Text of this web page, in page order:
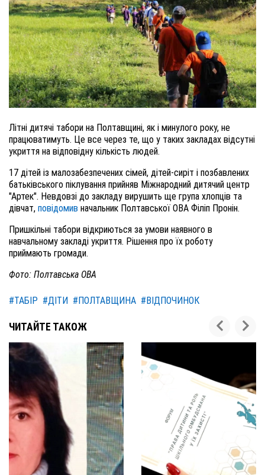
Літні дитячі табори на Полтавщині, як і минулого року, не
працюватимуть. Це все через те, що у таких закладах відсутні
укриття на відповідну кількість людей.
17 дітей із малозабезпечених сімей, дітей-сиріт і позбавлених
батьківського піклування прийняв Міжнародний дитячий центр
"Артек". Невдовзі до закладу вирушить ще група хлопців та
дівчат, повідомив начальник Полтавської ОВА Філіп Пронін.
Пришкільні табори відкриються за умови наявного в
навчальному закладі укриття. Рішення про їх роботу
приймають громади.
Фото: Полтавська ОВА
#ТАБІР #ДІТИ #ПОЛТАВЩИНА #ВІДПОЧИНОК
ЧИТАЙТЕ ТАКОЖ